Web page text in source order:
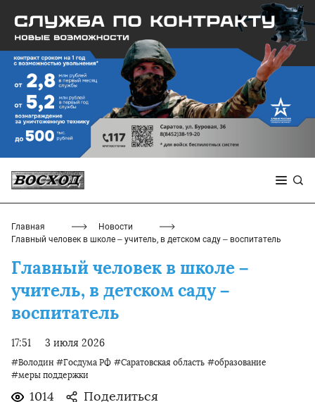
Главная
Новости
Главный человек в школе – учитель, в детском саду – воспитатель
Главный человек в школе –
учитель, в детском саду –
воспитатель
17:51 3 июля 2026
#Володин #Госдума РФ #Саратовская область #образование
#меры поддержки
1014 Поделиться